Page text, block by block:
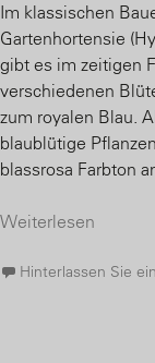
Im klassischen
Gartenhortensie
gibt es im zeitigen
verschiedenen
zum royalen Blau.
blaublütige
blassrosa Farbton
Weiterlesen
Hinterlassen Sie